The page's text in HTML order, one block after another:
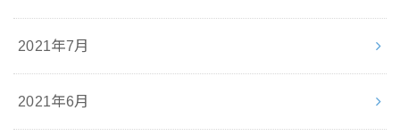
2021年7月
2021年6月